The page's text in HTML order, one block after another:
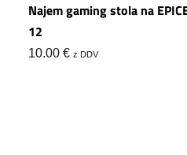
Najem gaming stola na
12
10.00 € z DDV